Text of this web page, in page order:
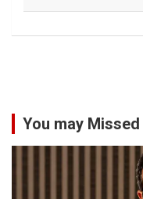
You may Missed